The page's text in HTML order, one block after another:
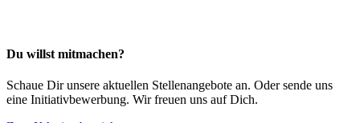
Du willst mitmachen?
Schaue Dir unsere aktuellen Stellenangebote an. Oder sende uns
eine Initiativbewerbung. Wir freuen uns auf Dich.